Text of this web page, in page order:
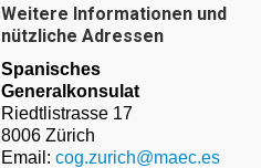
Weitere Informationen und
nützliche Adressen
Spanisches
Generalkonsulat
Riedtlistrasse 17
8006 Zürich
Email: cog.zurich@maec.es